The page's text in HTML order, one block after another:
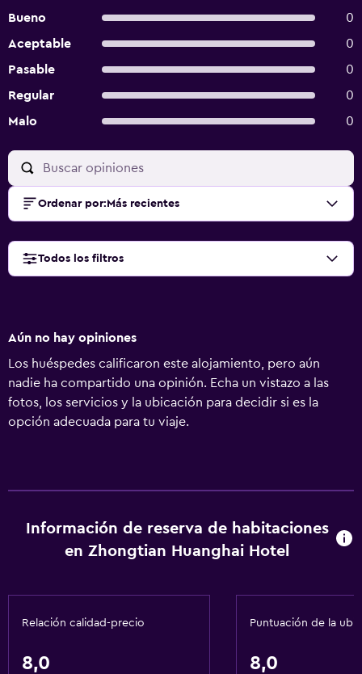
Bueno
0
Aceptable
0
Pasable
0
Regular
0
Malo
0
Ordenar por: Más recientes
Todos los filtros
Aún no hay opiniones
Los huéspedes calificaron este alojamiento, pero aún
nadie ha compartido una opinión. Echa un vistazo a las
fotos, los servicios y la ubicación para decidir si es la
opción adecuada para tu viaje.
Información de reserva de habitaciones
en Zhongtian Huanghai Hotel
Relación calidad-precio
8,0
Puntuación de la
8,0